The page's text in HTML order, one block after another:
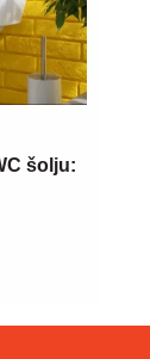
šolju: